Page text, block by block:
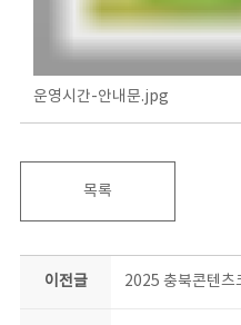
운영시간-안내문.jpg
목록
이전글